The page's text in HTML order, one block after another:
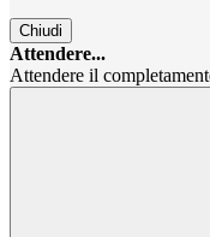
Chiudi
Attendere...
Attendere il